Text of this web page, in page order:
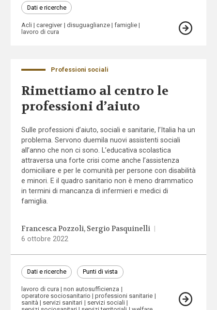
Dati e ricerche
Acli caregiver disuguaglianze
famiglie
lavoro di cura
Professioni sociali
Rimettiamo al centro le
professioni d’aiuto
Sulle professioni d’aiuto, sociali e sanitarie, l’Italia ha un
problema. Servono duemila nuovi assistenti sociali
all’anno che non ci sono. L’educativa scolastica
attraversa una forte crisi come anche l’assistenza
domiciliare e per le comunità per persone con disabilità
e minori. E il quadro sanitario non è meno drammatico
in termini di mancanza di infermieri e medici di
famiglia.
Francesca Pozzoli Sergio Pasquinelli |
6 ottobre 2022
Dati e ricerche Punti di vista
lavoro di cura
non autosufficienza
operatore sociosanitario
professioni sanitarie
sanità
servizi sanitari
servizi sociali